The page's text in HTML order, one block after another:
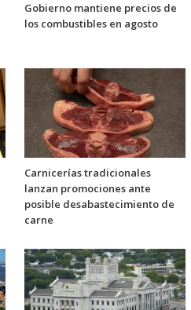
Gobierno mantiene precios de
los combustibles en agosto
Carnicerías tradicionales
lanzan promociones ante
posible desabastecimiento de
carne